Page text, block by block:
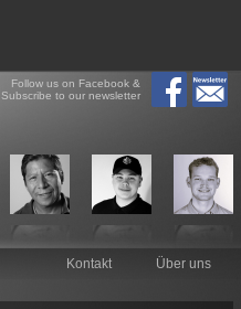
Follow us on Facebook &
Subscribe to our newsletter
Kontakt Über uns